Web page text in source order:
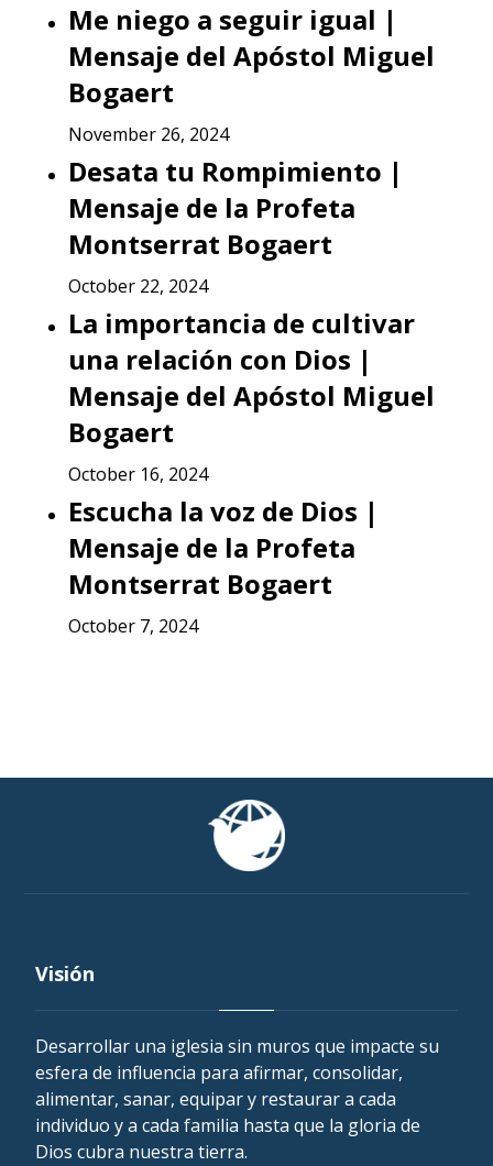
Me niego a seguir igual |
Mensaje del Apóstol Miguel
Bogaert
November 26, 2024
Desata tu Rompimiento |
Mensaje de la Profeta
Montserrat Bogaert
October 22, 2024
La importancia de cultivar
una relación con Dios |
Mensaje del Apóstol Miguel
Bogaert
October 16, 2024
Escucha la voz de Dios |
Mensaje de la Profeta
Montserrat Bogaert
October 7, 2024
Visión
Desarrollar una iglesia sin muros que impacte su
esfera de influencia para afirmar, consolidar,
alimentar, sanar, equipar y restaurar a cada
individuo y a cada familia hasta que la gloria de
Dios cubra nuestra tierra.